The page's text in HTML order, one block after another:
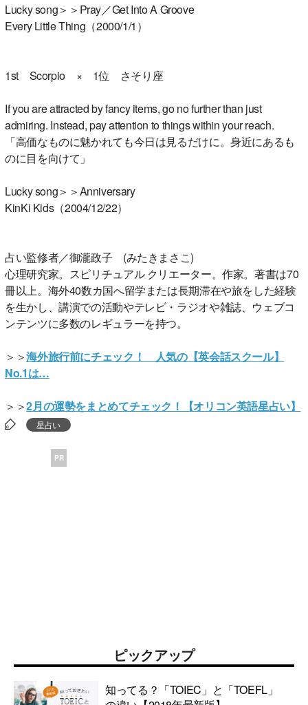
Lucky song＞＞Pray／Get Into A Groove
Every Little Thing（2000/1/1）
1st Scorpio × 1位 さそり座
If you are attracted by fancy items, go no further than just
admiring. Instead, pay attention to things within your reach.
「高価なものに魅かれても今日は見るだけに。身近にあるも
のに目を向けて」
Lucky song＞＞Anniversary
KinKi Kids（2004/12/22）
占い監修者／御瀧政子 (みたきまさこ)
心理研究家。スピリチュアル クリエーター。作家。著書は70
冊以上。海外40数カ国へ留学または長期滞在や旅をした経験
を生かし、講演での活動やテレビ・ラジオや雑誌、ウェブコ
ンテンツに多数のレギュラーを持つ。
＞＞海外旅行前にチェック！ 人気の【英会話スクール】
No.1は…
＞＞2月の運勢をまとめてチェック！【オリコン英語星占い】
星占い
PR
ピックアップ
知ってる？「TOIEC」と「TOEFL」